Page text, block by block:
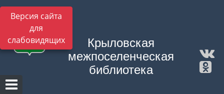
Версия сайта
для
слабовидящих
Крыловская
межпоселенческая
библиотека